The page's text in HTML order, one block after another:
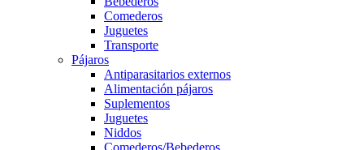
Comederos
Juguetes
Transporte
Pájaros
Antiparasitarios externos
Alimentación pájaros
Suplementos
Juguetes
Niddos